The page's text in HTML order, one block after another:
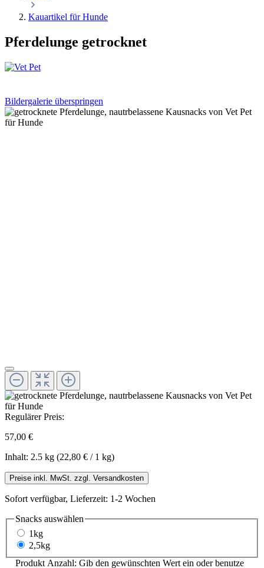
Kauartikel für Hunde
Pferdelunge getrocknet
Bildergalerie überspringen
Regulärer Preis:
57,00 €
Inhalt: 2.5 kg (22,80 € / 1 kg)
Preise inkl. MwSt. zzgl. Versandkosten
Sofort verfügbar, Lieferzeit: 1-2 Wochen
Snacks auswählen
1kg
2,5kg
Produkt Anzahl: Gib den gewünschten Wert ein oder benutze